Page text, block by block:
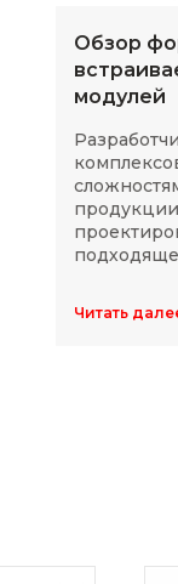
Обзор
модулей
Читать